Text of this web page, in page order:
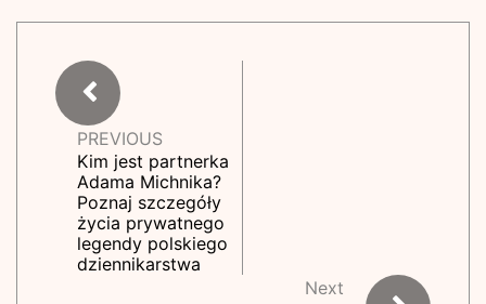
PREVIOUS
Kim jest partnerka
Adama Michnika?
Poznaj szczegóły
życia prywatnego
legendy polskiego
dziennikarstwa
Next